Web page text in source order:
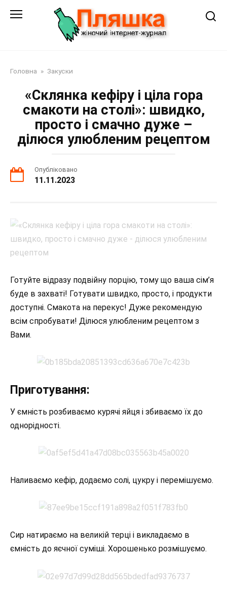
Головна » Закуски
«Склянка кефіру і ціла гора
смакоти на столі»: швидко,
просто і смачно дуже –
ділюся улюбленим рецептом
Опубліковано
11.11.2023
Готуйте відразу подвійну порцію, тому що ваша сім’я
буде в захваті! Готувати швидко, просто, і продукти
доступні. Смакота на перекус! Дуже рекомендую
всім спробувати! Ділюся улюбленим рецептом з
Вами.
Приготування:
У ємність розбиваємо курячі яйця і збиваємо їх до
однорідності.
Наливаємо кефір, додаємо солі, цукру і перемішуємо.
Сир натираємо на великій терці і викладаємо в
ємність до яєчної суміші. Хорошенько розмішуємо.